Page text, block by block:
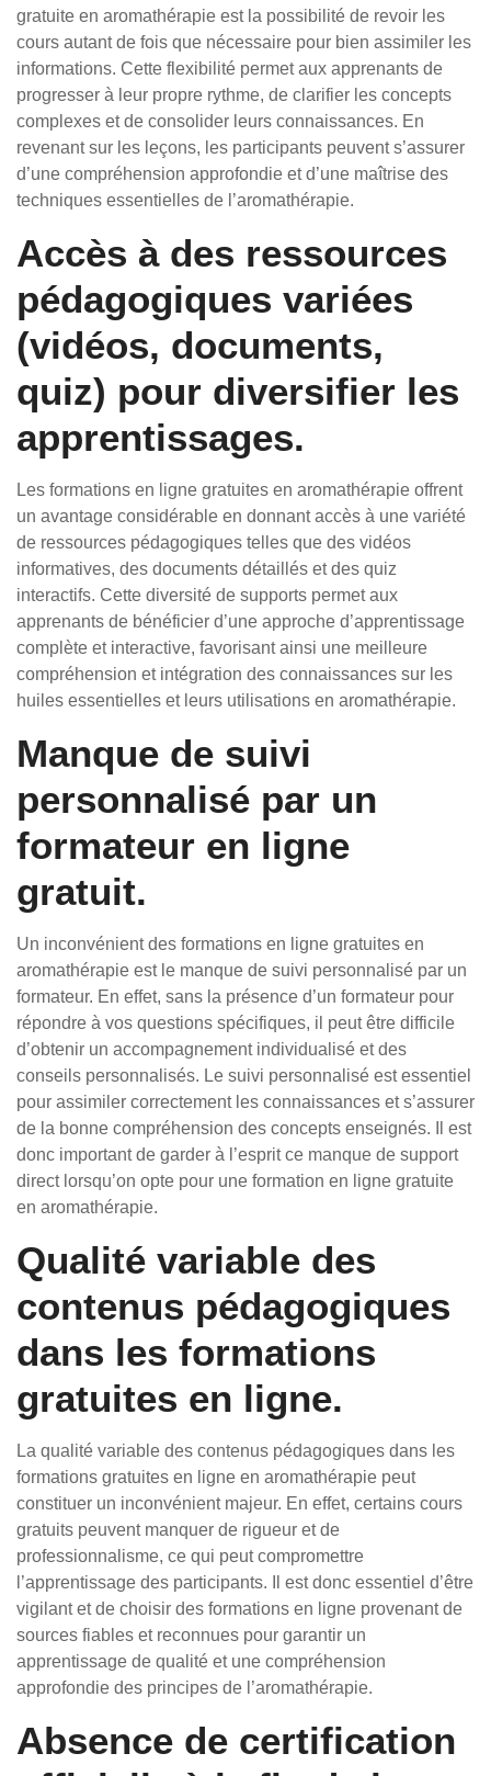
gratuite en aromathérapie est la possibilité de revoir les
cours autant de fois que nécessaire pour bien assimiler les
informations. Cette flexibilité permet aux apprenants de
progresser à leur propre rythme, de clarifier les concepts
complexes et de consolider leurs connaissances. En
revenant sur les leçons, les participants peuvent s’assurer
d’une compréhension approfondie et d’une maîtrise des
techniques essentielles de l’aromathérapie.
Accès à des ressources
pédagogiques variées
(vidéos, documents,
quiz) pour diversifier les
apprentissages.
Les formations en ligne gratuites en aromathérapie offrent
un avantage considérable en donnant accès à une variété
de ressources pédagogiques telles que des vidéos
informatives, des documents détaillés et des quiz
interactifs. Cette diversité de supports permet aux
apprenants de bénéficier d’une approche d’apprentissage
complète et interactive, favorisant ainsi une meilleure
compréhension et intégration des connaissances sur les
huiles essentielles et leurs utilisations en aromathérapie.
Manque de suivi
personnalisé par un
formateur en ligne
gratuit.
Un inconvénient des formations en ligne gratuites en
aromathérapie est le manque de suivi personnalisé par un
formateur. En effet, sans la présence d’un formateur pour
répondre à vos questions spécifiques, il peut être difficile
d’obtenir un accompagnement individualisé et des
conseils personnalisés. Le suivi personnalisé est essentiel
pour assimiler correctement les connaissances et s’assurer
de la bonne compréhension des concepts enseignés. Il est
donc important de garder à l’esprit ce manque de support
direct lorsqu’on opte pour une formation en ligne gratuite
en aromathérapie.
Qualité variable des
contenus pédagogiques
dans les formations
gratuites en ligne.
La qualité variable des contenus pédagogiques dans les
formations gratuites en ligne en aromathérapie peut
constituer un inconvénient majeur. En effet, certains cours
gratuits peuvent manquer de rigueur et de
professionnalisme, ce qui peut compromettre
l’apprentissage des participants. Il est donc essentiel d’être
vigilant et de choisir des formations en ligne provenant de
sources fiables et reconnues pour garantir un
apprentissage de qualité et une compréhension
approfondie des principes de l’aromathérapie.
Absence de certification